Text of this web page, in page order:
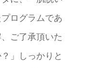
ログラムであ
ご了承頂いた
」しっかりと